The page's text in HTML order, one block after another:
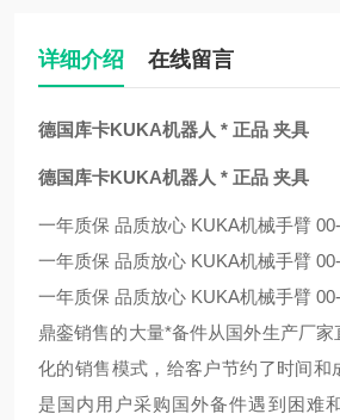
详细介绍 在线留言
德国库卡KUKA机器人 * 正品 夹具
德国库卡KUKA机器人 * 正品 夹具
一年质保 品质放心 KUKA机械手臂
一年质保 品质放心 KUKA机械手臂
一年质保 品质放心 KUKA机械手臂
鼎銮销售的大量*备件从国外生产厂
化的销售模式，给客户节约了时间和
是国内用户采购国外备件遇到困难